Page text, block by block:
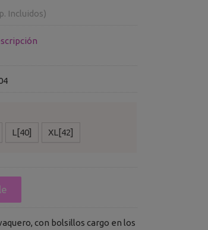
Incluidos)
L[40] XL[42]
con bolsillos cargo en los